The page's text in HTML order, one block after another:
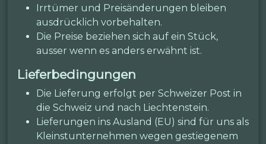
Irrtümer und Preisänderungen bleiben
ausdrücklich vorbehalten.
Die Preise beziehen sich auf ein Stück,
ausser wenn es anders erwähnt ist.
Lieferbedingungen
Die Lieferung erfolgt per Schweizer Post in
die Schweiz und nach Liechtenstein.
Lieferungen ins Ausland (EU) sind für uns als
Kleinstunternehmen wegen gestiegenem